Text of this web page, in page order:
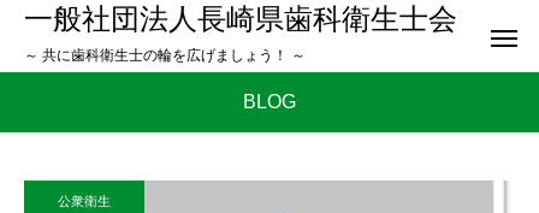
一般社団法人長崎県歯科衛生士会
～ 共に歯科衛生士の輪を広げましょう！ ～
BLOG
公衆衛生